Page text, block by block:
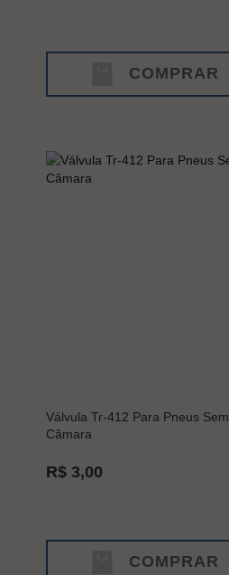
COMPRAR
Válvula Tr-412 Para Pneus Sem
Câmara
R$ 3,00
COMPRAR